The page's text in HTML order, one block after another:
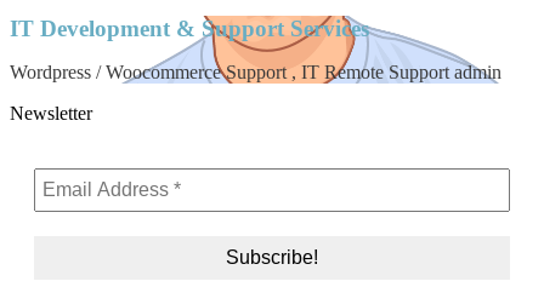
IT Development & Support Services
Wordpress / Woocommerce Support , IT Remote Support admin
Newsletter